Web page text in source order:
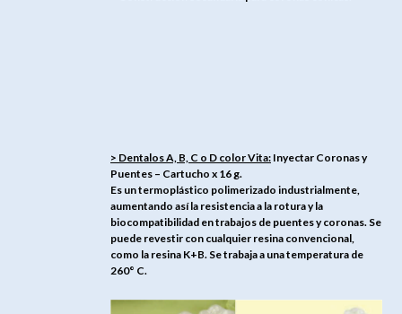
> Dentalos A, B, C o D color Vita:Inyectar Coronas y
Puentes – Cartucho x 16 g.
Es un termoplástico polimerizado industrialmente,
aumentando así la resistencia a la rotura y la
biocompatibilidad en trabajos de puentes y coronas. Se
puede revestir con cualquier resina convencional,
como la resina K+B. Se trabaja a una temperatura de
260° C.